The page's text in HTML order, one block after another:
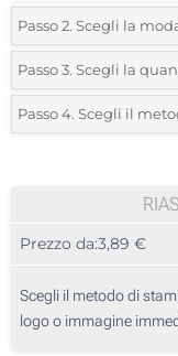
Passo 2. Scegli la
*Seleziona la
1 Colore (Su un lato)
Passo 3. Scegli la
*Quantità desiderata:
10
25
50
Passo 4. Scegli il
Prezzo da:3,89 €
Scegli il metodo di
logo o immagine